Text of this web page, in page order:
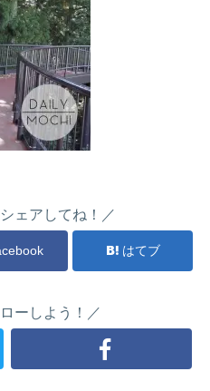
ェアしてね！／
はてブ
ーしよう！／